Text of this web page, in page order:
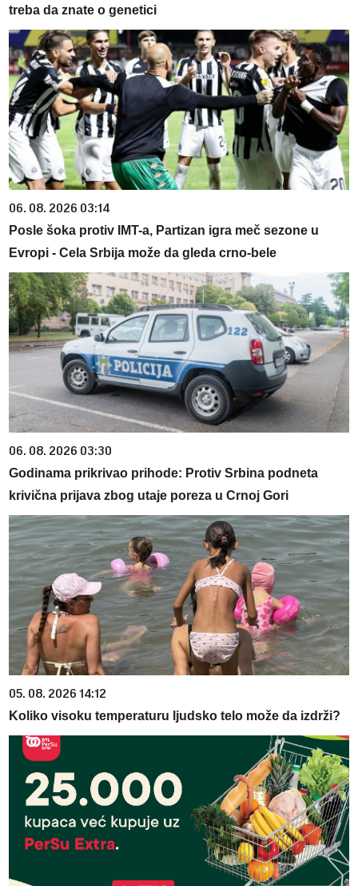
treba da znate o genetici
06. 08. 2026 03:14
Posle šoka protiv IMT-a, Partizan igra meč sezone u
Evropi - Cela Srbija može da gleda crno-bele
06. 08. 2026 03:30
Godinama prikrivao prihode: Protiv Srbina podneta
krivična prijava zbog utaje poreza u Crnoj Gori
05. 08. 2026 14:12
Koliko visoku temperaturu ljudsko telo može da izdrži?